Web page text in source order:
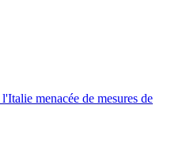
menacée de mesures de